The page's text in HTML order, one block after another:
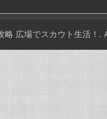
広場でスカウト生活！ .